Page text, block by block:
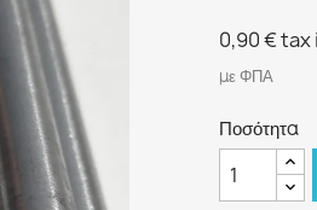
0,90 €tax
με ΦΠΑ
Ποσότητα